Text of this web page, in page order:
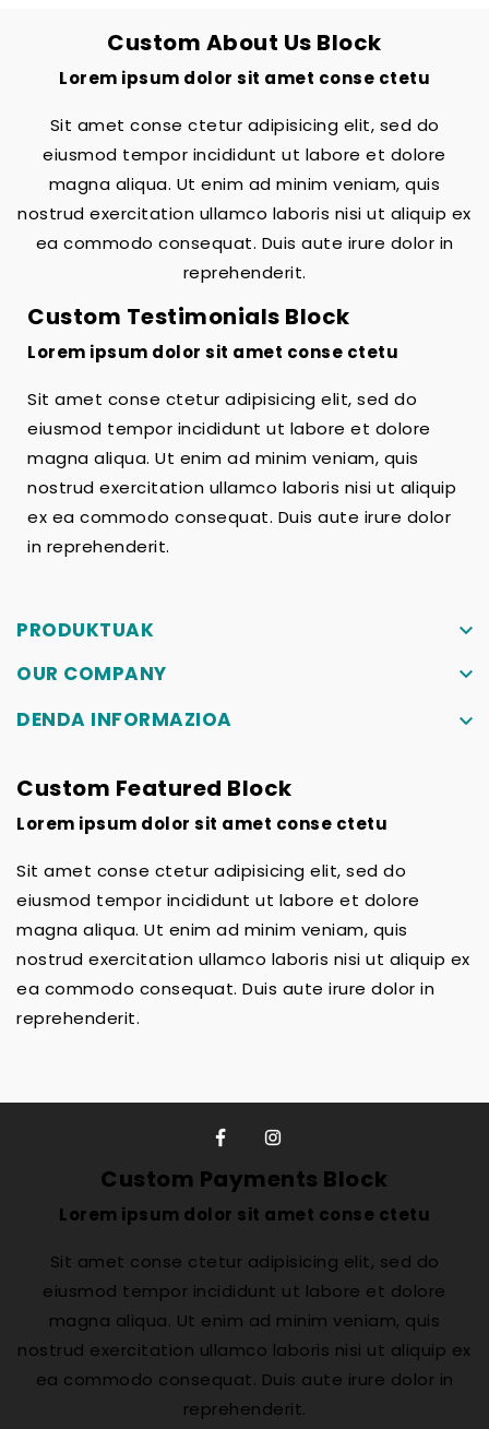
Custom About Us Block
Lorem ipsum dolor sit amet conse ctetu
Sit amet conse ctetur adipisicing elit, sed do
eiusmod tempor incididunt ut labore et dolore
magna aliqua. Ut enim ad minim veniam, quis
nostrud exercitation ullamco laboris nisi ut aliquip ex
ea commodo consequat. Duis aute irure dolor in
reprehenderit.
Custom Testimonials Block
Lorem ipsum dolor sit amet conse ctetu
Sit amet conse ctetur adipisicing elit, sed do
eiusmod tempor incididunt ut labore et dolore
magna aliqua. Ut enim ad minim veniam, quis
nostrud exercitation ullamco laboris nisi ut aliquip
ex ea commodo consequat. Duis aute irure dolor
in reprehenderit.
PRODUKTUAK
keyboard_arrow_down
OUR COMPANY
keyboard_arrow_down
DENDA INFORMAZIOA
keyboard_arrow_down
Custom Featured Block
Lorem ipsum dolor sit amet conse ctetu
Sit amet conse ctetur adipisicing elit, sed do
eiusmod tempor incididunt ut labore et dolore
magna aliqua. Ut enim ad minim veniam, quis
nostrud exercitation ullamco laboris nisi ut aliquip ex
ea commodo consequat. Duis aute irure dolor in
reprehenderit.
Custom Payments Block
Lorem ipsum dolor sit amet conse ctetu
Sit amet conse ctetur adipisicing elit, sed do
eiusmod tempor incididunt ut labore et dolore
magna aliqua. Ut enim ad minim veniam, quis
nostrud exercitation ullamco laboris nisi ut aliquip ex
ea commodo consequat. Duis aute irure dolor in
reprehenderit.